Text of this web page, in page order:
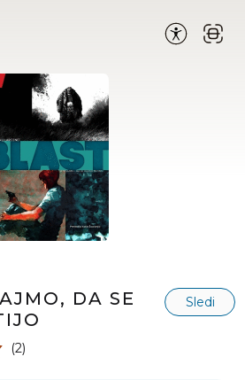
DA SE
Sledi
(2)